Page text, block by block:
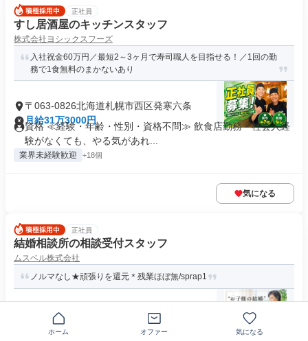
正社員
すし居酒屋のキッチンスタッフ
株式会社ヨシックスフーズ
入社祝金60万円／最短2～3ヶ月で寿司職人を目指せる！／1回の勤
務で1食無料のまかないあり
〒063-0826北海道札幌市西区発寒六条
月給31万3000円
資格 ≪経験・年齢・性別・資格不問≫ 飲食店勤務・社会人経
験がなくても、やる気があれ...
業界未経験歓迎 +18個
気になる
正社員
結婚相談所の相談受付スタッフ
ムスベル株式会社
ノルマなし★頑張りを還元＊残業ほぼ無/sprap1
〒063-0811北海道札幌市西区琴似一条
月給19万4500円
求めている人材 未経験歓迎！ ┗職種・業種未経験からアポイ
ホーム オファー 気になる